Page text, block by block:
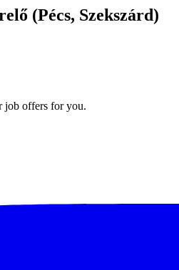
(Pécs, Szekszárd)
job offers for you.